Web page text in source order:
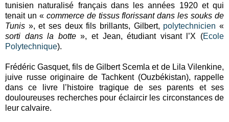
tunisien naturalisé français dans les années 1920 et qui
tenait un « commerce de tissus florissant dans les souks de
Tunis », et ses deux fils brillants, Gilbert, polytechnicien «
sorti dans la botte», et Jean, étudiant visant l’X (Ecole
Polytechnique).
Frédéric Gasquet, fils de Gilbert Scemla et de Lila Vilenkine,
juive russe originaire de Tachkent (Ouzbékistan), rappelle
dans ce livre l’histoire tragique de ses parents et ses
douloureuses recherches pour éclaircir les circonstances de
leur calvaire.